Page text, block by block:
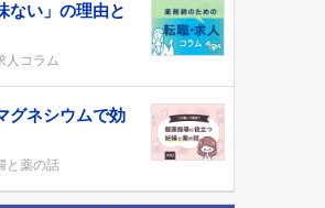
ない」の理由と
人コラム
グネシウムで効
と薬の話